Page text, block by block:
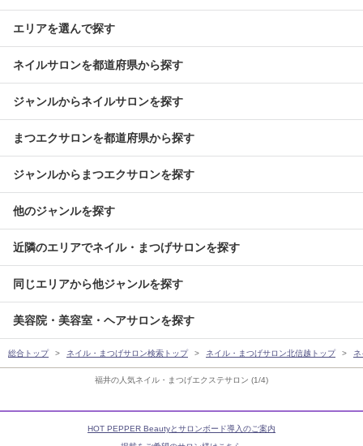
福井の人気ネイル・まつげエクステサロン (1/4)
エリアを選んで探す
ネイルサロンを都道府県から探す
ジャンルからネイルサロンを探す
まつエクサロンを都道府県から探す
ジャンルからまつエクサロンを探す
他のジャンルを探す
近隣のエリアでネイル・まつげサロンを探す
同じエリアから他ジャンルを探す
美容院・美容室・ヘアサロンを探す
総合トップ ネイル・まつげサロン検索トップ ネイル・まつげサロン北信越トップ
HOT PEPPER Beautyとサロンボード導入のご案内